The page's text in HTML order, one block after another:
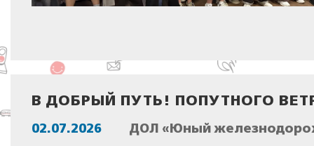
В ДОБРЫЙ ПУТЬ! ПОПУТНОГО
02.07.2026 ДОЛ «Юный